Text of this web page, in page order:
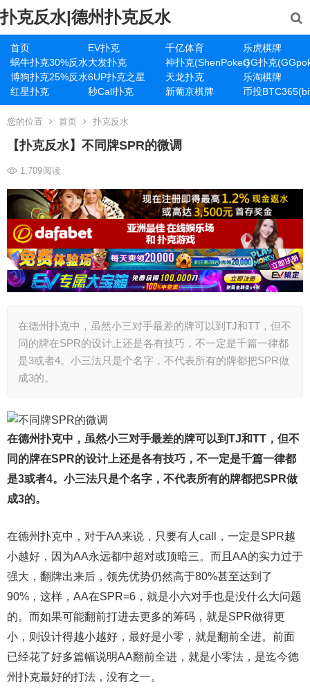
扑克反水|德州扑克反水
首页 EV扑克 千亿体育
乐虎棋牌
蜗牛扑克30%反水大发扑克 神扑克(ShenPoker)GG扑克
博狗扑克25%反水6UP扑克之星 天龙扑克
乐淘棋牌
红星扑克
秒Call扑克 新葡京棋牌 币投
您的位置 首页 扑克反水
【扑克反水】不同牌SPR的微调
1,709阅读
在德州扑克中，虽然小三对手最差的牌可以到TJ和TT，但不
同的牌在SPR的设计上还是各有技巧，不一定是千篇一律都
是3或者4。小三法只是个名字，不代表所有的牌都把SPR做
成3的。
在德州扑克中，虽然小三对手最差的牌可以到TJ和TT，但不
同的牌在SPR的设计上还是各有技巧，不一定是千篇一律都
是3或者4。小三法只是个名字，不代表所有的牌都把SPR做
成3的。
在德州扑克中，对于AA来说，只要有人call，一定是SPR越
小越好，因为AA永远都中超对或顶暗三。而且AA的实力过于
强大，翻牌出来后，领先优势仍然高于80%甚至达到了
90%，这样，AA在SPR=6，就是小六对手也是没什么大问题
的。而如果可能翻前打进去更多的筹码，就是SPR做得更
小，则设计得越小越好，最好是小零，就是翻前全进。前面
已经花了好多篇幅说明AA翻前全进，就是小零法，是迄今德
州扑克最好的打法，没有之一。